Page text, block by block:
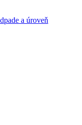
a úroveň